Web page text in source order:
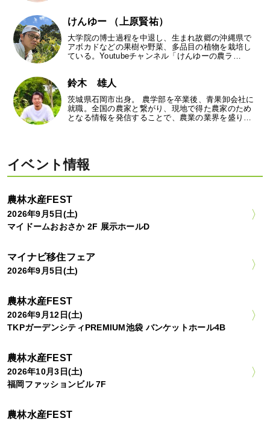
けんゆー （上原賢祐）
大学院の博士過程を中退し、生まれ故郷の沖縄県で
アボカドなどの果樹や野菜、多品目の植物を栽培し
ている。Youtubeチャンネル「けんゆーの農ラ…
鈴木 雄人
茨城県石岡市出身。 農学部を卒業後、青果卸会社に
就職。全国の農家と繋がり、現地で得た農家のため
となる情報を発信することで、農業の業界を盛り…
イベント情報
農林水産FEST
2026年9月5日(土)
マイドームおおさか 2F 展示ホールD
マイナビ移住フェア
2026年9月5日(土)
農林水産FEST
2026年9月12日(土)
TKPガーデンシティPREMIUM池袋 バンケットホール4B
農林水産FEST
2026年10月3日(土)
福岡ファッションビル 7F
農林水産FEST